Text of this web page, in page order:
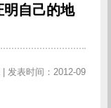
明自己的地
| 发表时间：2012-09